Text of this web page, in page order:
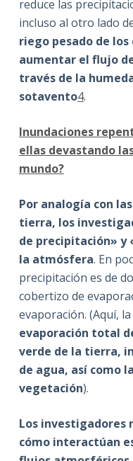
reduce las
incluso al otro lado
riego pesado de
aumentar el flujo
través de la
sotavento4.
Inundaciones
ellas devastando
mundo?
Por analogía con
tierra, los
de precipitación» y
la atmósfera. En
precipitación es de
cobertizo de
evaporación. (Aquí, la
evaporación total
verde de la tierra,
de agua, así como
vegetación).
Los investigadores
cómo interactúan